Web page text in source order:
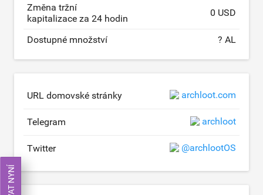
Změna tržní
kapitalizace za 24 hodin
0 USD
Dostupné množství ? AL
URL domovské stránky archloot.com
Telegram archloot
Twitter @archlootOS